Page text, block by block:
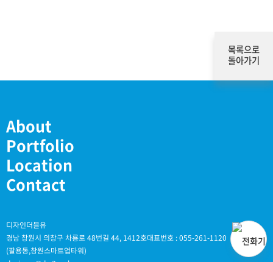
목록으로
돌아가기
About
Portfolio
Location
Contact
디자인더블유
경남 창원시 의창구 차룡로 48번길 44, 1412호
(팔용동,창원스마트업타워)
대표번호 : 055-261-1120